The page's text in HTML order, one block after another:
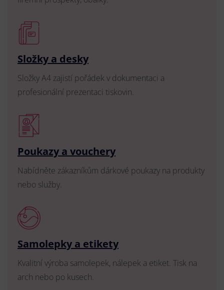
Složky a desky
Složky A4 zajistí pořádek v dokumentaci a
profesionální prezentaci tiskovin.
Poukazy a vouchery
Nabídněte zákazníkům dárkové poukazy na produkty
nebo služby.
Samolepky a etikety
Kvalitní výroba samolepek, nálepek a etiket. Tisk na
arch nebo po kusech.